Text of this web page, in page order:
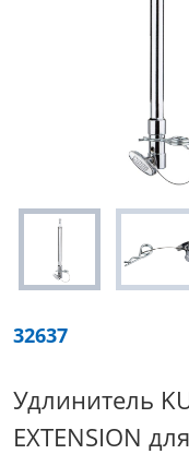
32637
Удлинитель
EXTENSION